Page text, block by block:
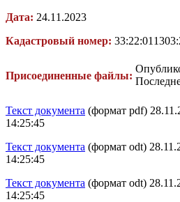
Дата: 24.11.2023
Кадастровый номер:
Присоединенные файлы:
Текст документа (формат pdf)
14:25:45
Текст документа (формат odt)
14:25:45
Текст документа (формат odt)
14:25:45